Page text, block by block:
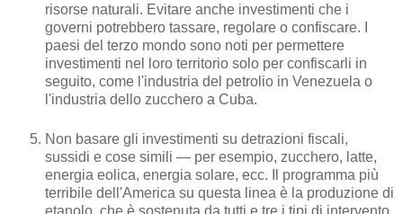
risorse naturali. Evitare anche investimenti che i
governi potrebbero tassare, regolare o confiscare. I
paesi del terzo mondo sono noti per permettere
investimenti nel loro territorio solo per confiscarli in
seguito, come l'industria del petrolio in Venezuela o
l'industria dello zucchero a Cuba.
Non basare gli investimenti su detrazioni fiscali,
sussidi e cose simili — per esempio, zucchero, latte,
energia eolica, energia solare, ecc. Il programma più
terribile dell'America su questa linea è la produzione di
etanolo, che è sostenuta da tutti e tre i tipi di intervento